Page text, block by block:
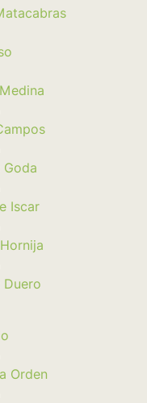
Goda
Iscar
Duero
Orden